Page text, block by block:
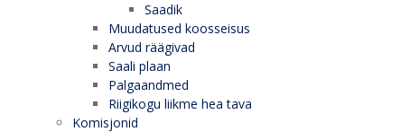
Saadik
Muudatused koosseisus
Arvud räägivad
Saali plaan
Palgaandmed
Riigikogu liikme hea tava
Komisjonid